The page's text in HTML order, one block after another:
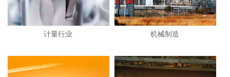
计量行业 机械制造